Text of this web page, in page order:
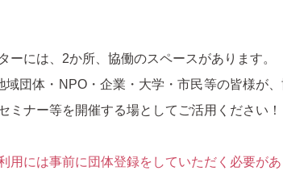
ーには、2か所、協働のスペースがあります。
団体・NPO・企業・大学・市民等の皆様が
ミナー等を開催する場としてご活用ください！
用には事前に団体登録をしていただく必要があ